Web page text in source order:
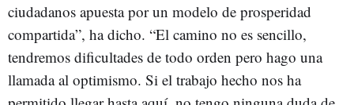
ciudadanos apuesta por un modelo de prosperidad
compartida”, ha dicho. “El camino no es sencillo,
tendremos dificultades de todo orden pero hago una
llamada al optimismo. Si el trabajo hecho nos ha